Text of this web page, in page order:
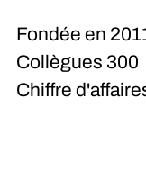
Fondée en
Collègues 300
Chiffre